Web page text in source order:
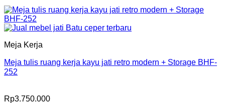
Meja Kerja
Meja tulis ruang kerja kayu jati retro modern + Storage BHF-
252
Rp3.750.000